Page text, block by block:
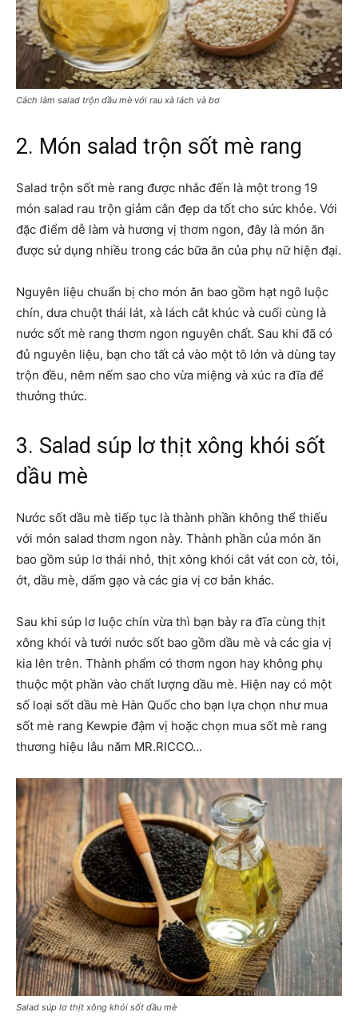
Cách làm salad trộn dầu mè với rau xà lách và bơ
2. Món salad trộn sốt mè rang
Salad trộn sốt mè rang được nhắc đến là một trong 19
món salad rau trộn giảm cân đẹp da tốt cho sức khỏe. Với
đặc điểm dễ làm và hương vị thơm ngon, đây là món ăn
được sử dụng nhiều trong các bữa ăn của phụ nữ hiện đại.
Nguyên liệu chuẩn bị cho món ăn bao gồm hạt ngô luộc
chín, dưa chuột thái lát, xà lách cắt khúc và cuối cùng là
nước sốt mè rang thơm ngon nguyên chất. Sau khi đã có
đủ nguyên liệu, bạn cho tất cả vào một tô lớn và dùng tay
trộn đều, nêm nếm sao cho vừa miệng và xúc ra đĩa để
thưởng thức.
3. Salad súp lơ thịt xông khói sốt
dầu mè
Nước sốt dầu mè tiếp tục là thành phần không thể thiếu
với món salad thơm ngon này. Thành phần của món ăn
bao gồm súp lơ thái nhỏ, thịt xông khói cắt vát con cờ, tỏi,
ớt, dầu mè, dấm gạo và các gia vị cơ bản khác.
Sau khi súp lơ luộc chín vừa thì bạn bày ra đĩa cùng thịt
xông khói và tưới nước sốt bao gồm dầu mè và các gia vị
kia lên trên. Thành phẩm có thơm ngon hay không phụ
thuộc một phần vào chất lượng dầu mè. Hiện nay có một
số loại sốt dầu mè Hàn Quốc cho bạn lựa chọn như mua
sốt mè rang Kewpie đậm vị hoặc chọn mua sốt mè rang
thương hiệu lâu năm MR.RICCO…
Salad súp lơ thịt xông khói sốt dầu mè